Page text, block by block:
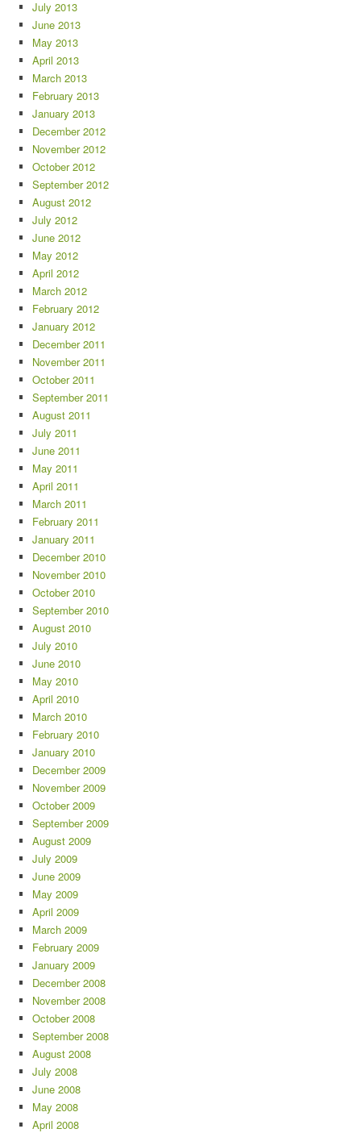
July 2013
June 2013
May 2013
April 2013
March 2013
February 2013
January 2013
December 2012
November 2012
October 2012
September 2012
August 2012
July 2012
June 2012
May 2012
April 2012
March 2012
February 2012
January 2012
December 2011
November 2011
October 2011
September 2011
August 2011
July 2011
June 2011
May 2011
April 2011
March 2011
February 2011
January 2011
December 2010
November 2010
October 2010
September 2010
August 2010
July 2010
June 2010
May 2010
April 2010
March 2010
February 2010
January 2010
December 2009
November 2009
October 2009
September 2009
August 2009
July 2009
June 2009
May 2009
April 2009
March 2009
February 2009
January 2009
December 2008
November 2008
October 2008
September 2008
August 2008
July 2008
June 2008
May 2008
April 2008